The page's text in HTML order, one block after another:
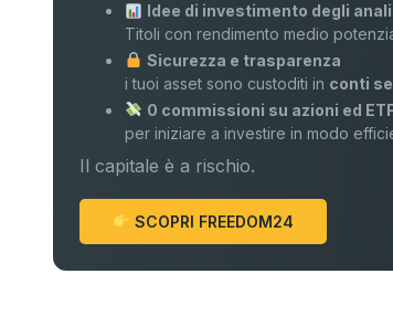
Idee di investimento degli
Titoli con rendimento medio
Sicurezza e trasparenza
i tuoi asset sono custoditi in conti
0 commissioni su azioni ed
per iniziare a investire in modo
Il capitale è a rischio.
SCOPRI FREEDOM24